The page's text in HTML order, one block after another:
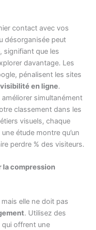
contact avec vos
désorganisée peut
signifiant que les
davantage. Les
pénalisent les sites
visibilité en ligne.
simultanément
classement dans les
visuels, chaque
étude montre qu’un
perdre % des visiteurs.
la compression
elle ne doit pas
. Utilisez des
qui offrent une